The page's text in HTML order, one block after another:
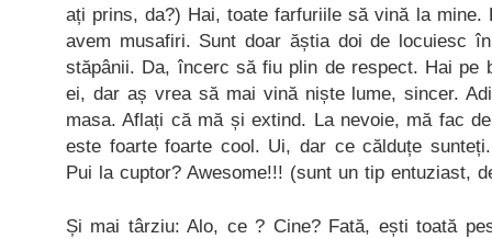
ați prins, da?) Hai, toate farfuriile să vină la mine.
avem musafiri. Sunt doar ăștia doi de locuiesc
stăpânii. Da, încerc să fiu plin de respect. Hai pe
ei, dar aș vrea să mai vină niște lume, sincer.
masa. Aflați că mă și extind. La nevoie, mă fac
este foarte foarte cool. Ui, dar ce călduțe
Pui la cuptor? Awesome!!! (sunt un tip entuziast,
Și mai târziu: Alo, ce ? Cine? Fată, ești toată